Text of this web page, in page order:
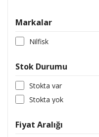
Markalar
Nilfisk
Stok Durumu
Stokta var
Stokta yok
Fiyat Aralığı